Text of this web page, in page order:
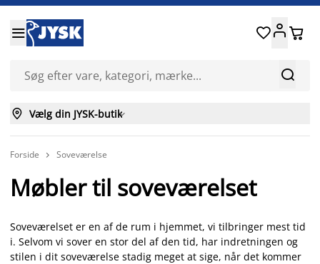


 
 Vælg din JYSK-butik
Forside  Soveværelse
Møbler til soveværelset
Soveværelset er en af de rum i hjemmet, vi tilbringer mest tid
i. Selvom vi sover en stor del af den tid, har indretningen og
stilen i dit soveværelse stadig meget at sige, når det kommer